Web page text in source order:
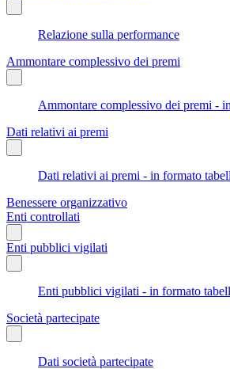
Relazione sulla performance
Ammontare complessivo dei premi
Ammontare complessivo dei premi -
Dati relativi ai premi
Dati relativi ai premi - in formato
Benessere organizzativo
Enti controllati
Enti pubblici vigilati
Enti pubblici vigilati - in formato
Società partecipate
Dati società partecipate